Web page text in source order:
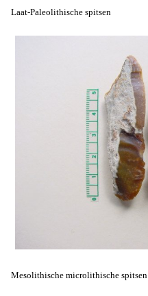
Laat-Paleolithische spitsen
Mesolithische microlithische spitsen